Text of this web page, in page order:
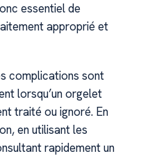
essentiel de
approprié et
complications sont
lorsqu’un orgelet
traité ou ignoré. En
en utilisant les
rapidement un